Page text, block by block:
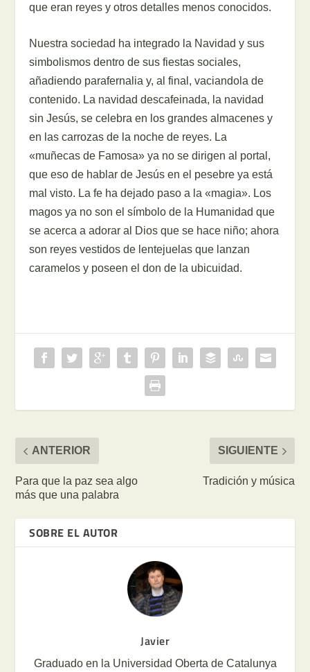
que eran reyes y otros detalles menos conocidos.
Nuestra sociedad ha integrado la Navidad y sus
simbolismos dentro de sus fiestas sociales,
añadiendo parafernalia y, al final, vaciandola de
contenido. La navidad descafeinada, la navidad
sin Jesús, se celebra en los grandes almacenes y
en las carrozas de la noche de reyes. La
«muñecas de Famosa» ya no se dirigen al portal,
que eso de hablar de Jesús en el pesebre ya está
mal visto. La fe ha dejado paso a la «magia». Los
magos ya no son el símbolo de la Humanidad que
se acerca a adorar al Dios que se hace niño; ahora
son reyes vestidos de lentejuelas que lanzan
caramelos y poseen el don de la ubicuidad.
ANTERIOR
Para que la paz sea algo
más que una palabra
SIGUIENTE
Tradición y música
SOBRE EL AUTOR
Javier
Graduado en la Universidad Oberta de Catalunya